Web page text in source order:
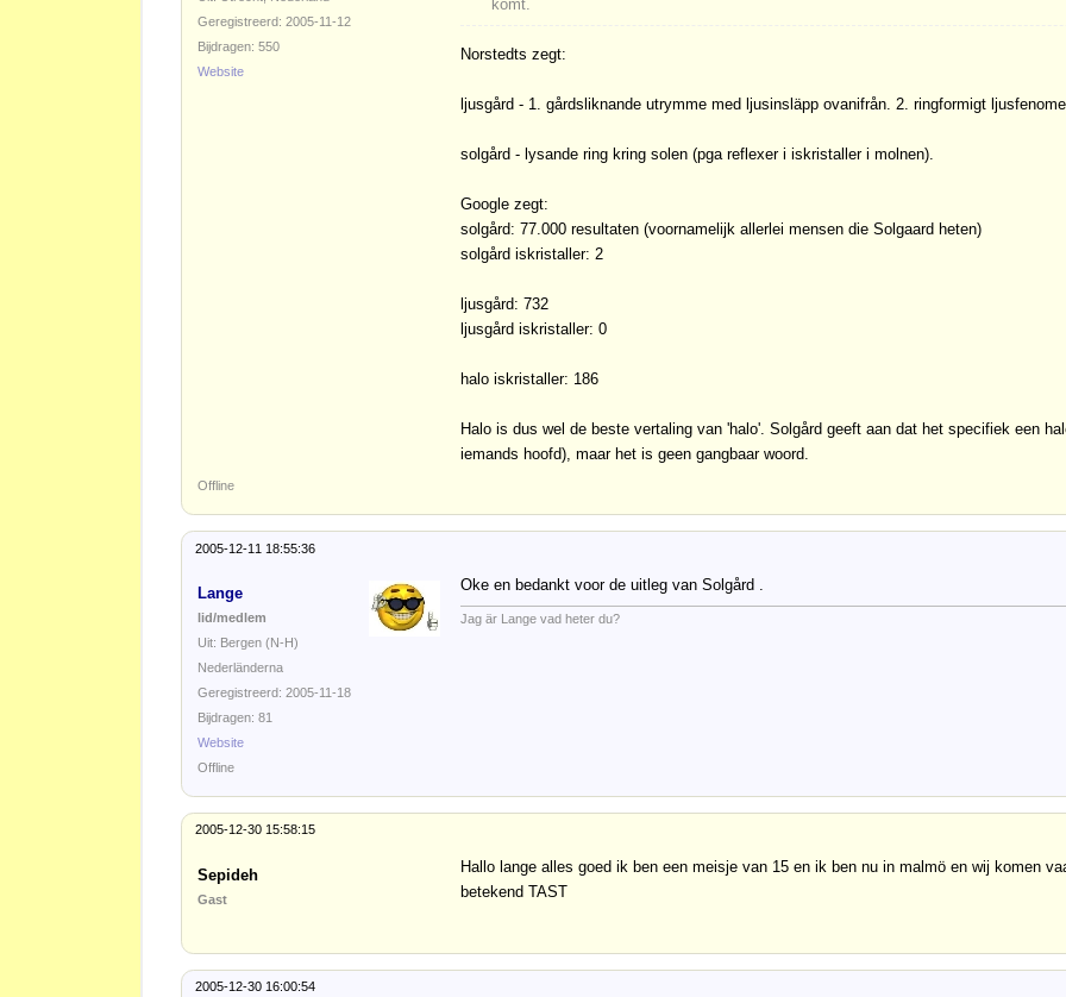
Geregistreerd: 2005-11-12
Bijdragen: 550
Website
komt.
Norstedts zegt:
ljusgård - 1. gårdsliknande utrymme med ljusinsläpp ovanifrån. 2. ringformigt
solgård - lysande ring kring solen (pga reflexer i iskristaller i molnen).
Google zegt:
solgård: 77.000 resultaten (voornamelijk allerlei mensen die Solgaard heten)
solgård iskristaller: 2
ljusgård: 732
ljusgård iskristaller: 0
halo iskristaller: 186
Halo is dus wel de beste vertaling van 'halo'. Solgård geeft aan dat het specifiek een
iemands hoofd), maar het is geen gangbaar woord.
Offline
2005-12-11 18:55:36
Lange
lid/medlem
Uit: Bergen (N-H)
Nederländerna
Geregistreerd: 2005-11-18
Bijdragen: 81
Website
Oke en bedankt voor de uitleg van Solgård .
Jag är Lange vad heter du?
Offline
2005-12-30 15:58:15
Sepideh
Gast
Hallo lange alles goed ik ben een meisje van 15 en ik ben nu in malmö en wij komen
betekend TAST
2005-12-30 16:00:54